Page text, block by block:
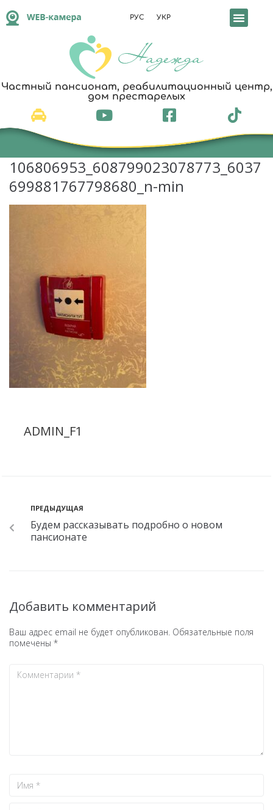
РУС УКР
Частный пансионат, реабилитационный центр,
дом престарелых
106806953_608799023078773_6037
699881767798680_n-min
ADMIN_F1
ПРЕДЫДУЩАЯ
Будем рассказывать подробно о новом
пансионате
Добавить комментарий
Ваш адрес email не будет опубликован. Обязательные поля
помечены *